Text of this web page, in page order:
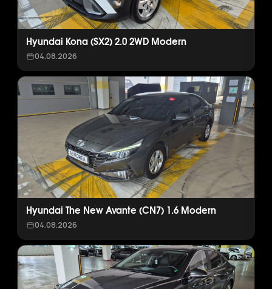
Hyundai Kona (SX2) 2.0 2WD Modern
04.08.2026
Hyundai The New Avante (CN7) 1.6 Modern
04.08.2026